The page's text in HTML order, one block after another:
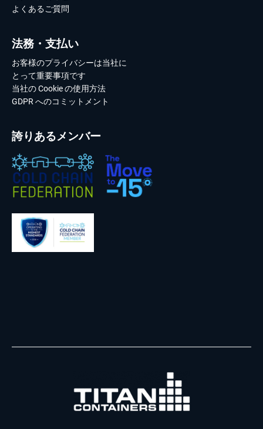
よくあるご質問
法務・支払い
お客様のプライバシーは当社に
とって重要事項です
当社の Cookie の使用方法
GDPR へのコミットメント
誇りあるメンバー